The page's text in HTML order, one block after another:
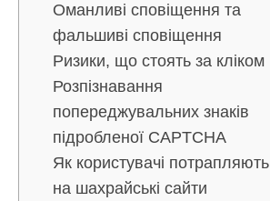
Оманливі сповіщення та
фальшиві сповіщення
Ризики, що стоять за кліком
Розпізнавання
попереджувальних знаків
підробленої CAPTCHA
Як користувачі потрапляють
на шахрайські сайти